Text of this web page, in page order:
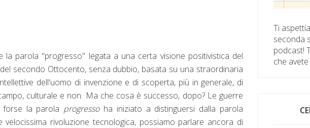
la parola "progresso" legata a una certa visione positivistica del
secondo Ottocento, senza dubbio, basata su una straordinaria
dell'uomo di invenzione e di scoperta, più in generale, di
culturale e non. Ma che cosa è successo, dopo? Le guerre
forse la parola progressoha iniziato a distinguersi dalla parola
rivoluzione tecnologica, possiamo parlare ancora di
Ti
seconda
podcast!
che